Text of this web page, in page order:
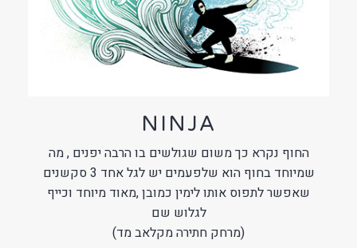
NINJA
החוף נקרא כך משום שגולשים בו הרבה יפנים , מה
שמיוחד בחוף הוא שלפעמים יש לגל אחד 3 סקשנים
שאפשר לתפוס אותו לימין כמובן ,מאוד מיוחד וכייף
לגלוש שם
(מרחק חתירה מקלאב מד)